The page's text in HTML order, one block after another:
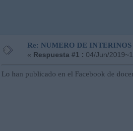
Re: NUMERO DE
« Respuesta #1 : 04/Jun/
Lo han publicado en el Facebook de